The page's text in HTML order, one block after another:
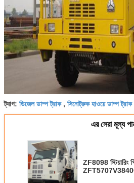
ট্যাগ: ডিজেল ডাম্প ট্রাক, সিনোট্রুক হাওয়ে ডাম্প ট্রাক
এর সেরা মূল্য
ZF8098 স্টিয়ারিং
ZFT5707V3840CJ